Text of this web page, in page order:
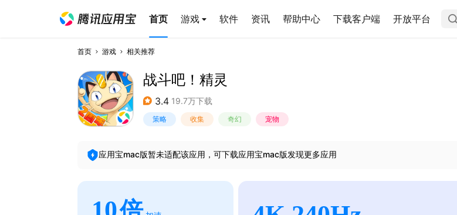
首页 游戏 软件 资讯 帮助中心 下载客户端 开放平台
首页 游戏 相关推荐
战斗吧！精灵
3.4 19.7万下载
策略 收集 奇幻 宠物
应用宝mac版暂未适配该应用，可下载应用宝mac版发现更多应用